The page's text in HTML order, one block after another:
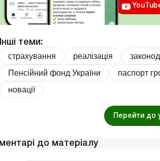
Інші теми:
страхування реалізація
Пенсійний фонд України
паспорт
новації
Перейти до
до матеріалу